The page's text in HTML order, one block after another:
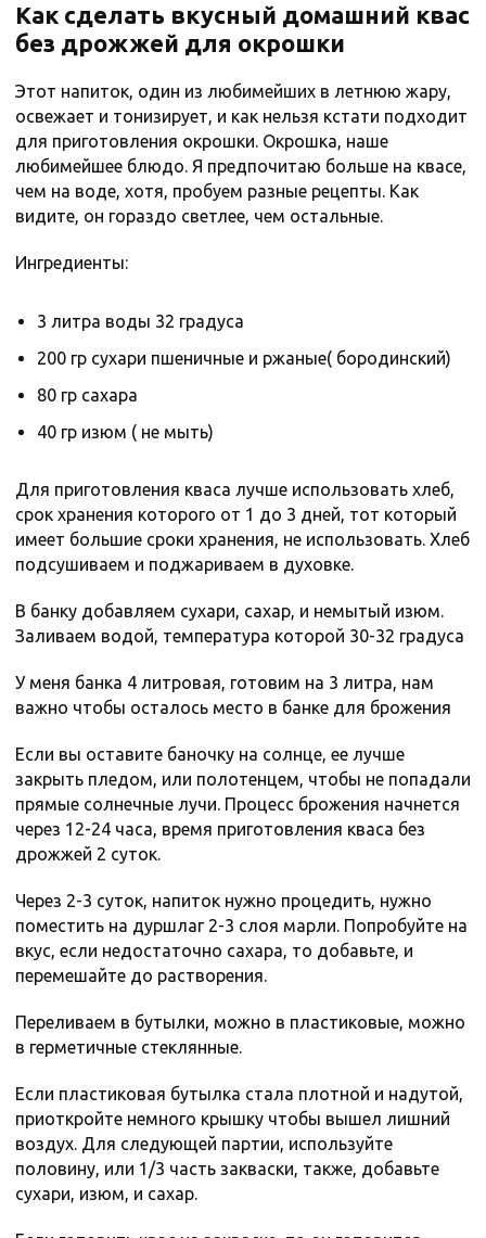
Как сделать вкусный домашний квас
без дрожжей для окрошки
Этот напиток, один из любимейших в летнюю жару,
освежает и тонизирует, и как нельзя кстати подходит
для приготовления окрошки. Окрошка, наше
любимейшее блюдо. Я предпочитаю больше на квасе,
чем на воде, хотя, пробуем разные рецепты. Как
видите, он гораздо светлее, чем остальные.
Ингредиенты:
3 литра воды 32 градуса
200 гр сухари пшеничные и ржаные( бородинский)
80 гр сахара
40 гр изюм ( не мыть)
Для приготовления кваса лучше использовать хлеб,
срок хранения которого от 1 до 3 дней, тот который
имеет большие сроки хранения, не использовать. Хлеб
подсушиваем и поджариваем в духовке.
В банку добавляем сухари, сахар, и немытый изюм.
Заливаем водой, температура которой 30-32 градуса
У меня банка 4 литровая, готовим на 3 литра, нам
важно чтобы осталось место в банке для брожения
Если вы оставите баночку на солнце, ее лучше
закрыть пледом, или полотенцем, чтобы не попадали
прямые солнечные лучи. Процесс брожения начнется
через 12-24 часа, время приготовления кваса без
дрожжей 2 суток.
Через 2-3 суток, напиток нужно процедить, нужно
поместить на дуршлаг 2-3 слоя марли. Попробуйте на
вкус, если недостаточно сахара, то добавьте, и
перемешайте до растворения.
Переливаем в бутылки, можно в пластиковые, можно
в герметичные стеклянные.
Если пластиковая бутылка стала плотной и надутой,
приоткройте немного крышку чтобы вышел лишний
воздух. Для следующей партии, используйте
половину, или 1/3 часть закваски, также, добавьте
сухари, изюм, и сахар.